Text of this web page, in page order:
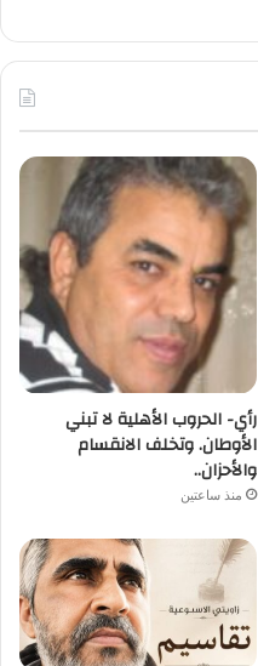
رأي- الحروب الأهلية لا تبني
الأوطان. وتخلف الانقسام
والأحزان..
منذ ساعتين